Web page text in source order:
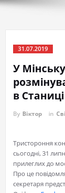
31.07.2019
У
в
By Віктор in
Тристороння
сьогодні, 31
прилеглих до
Про це
секретаря